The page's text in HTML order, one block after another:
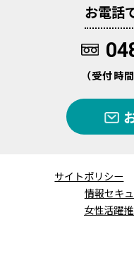
お電話
（受付時
サイトポリシー
情報セキ
女性活躍